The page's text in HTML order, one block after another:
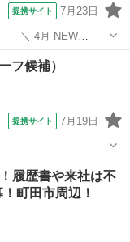
提携サイト 7月23日
4月 NEW
ャトレーゼ 販売ス
＼ しゅ
フ候補）
提携サイト 7月19日
/金/土 などから選べ
目12－9 ...
履歴書や来社は不
町田市周辺！